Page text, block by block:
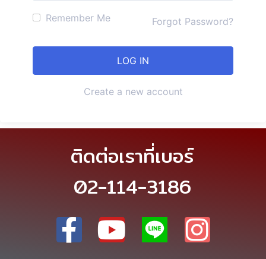
Remember Me Forgot Password?
Create a new account
ติดต่อเราที่เบอร์
02-114-3186